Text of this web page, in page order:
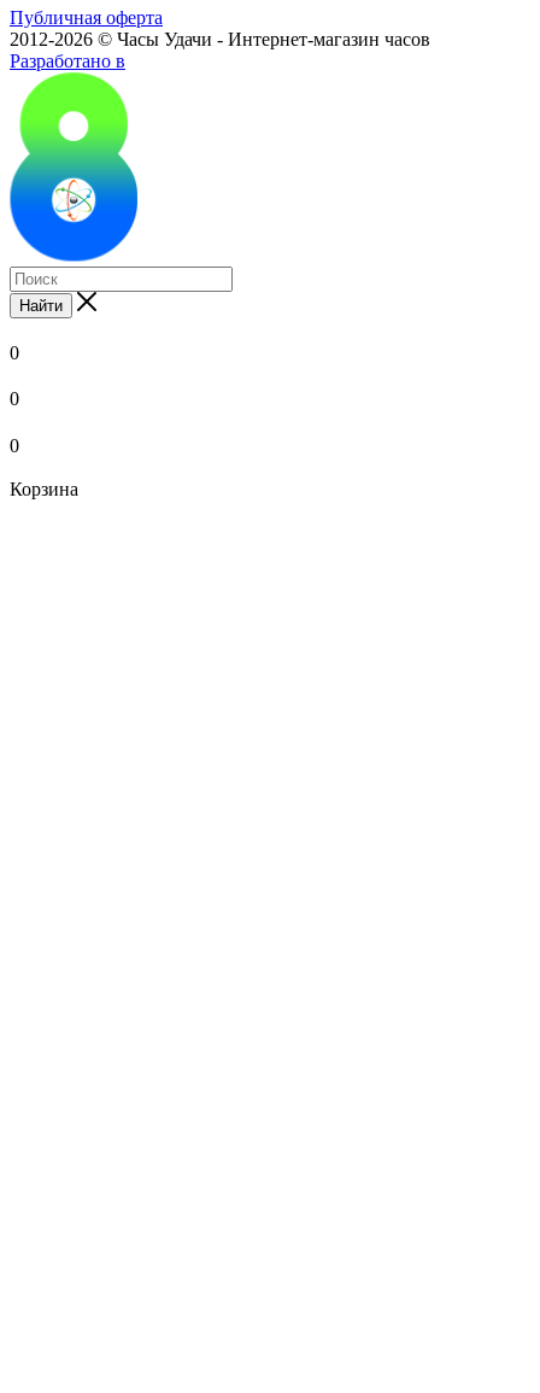
Публичная оферта
2012-2026 © Часы Удачи - Интернет-магазин часов
Разработано в
Найти
0
0
0
Корзина